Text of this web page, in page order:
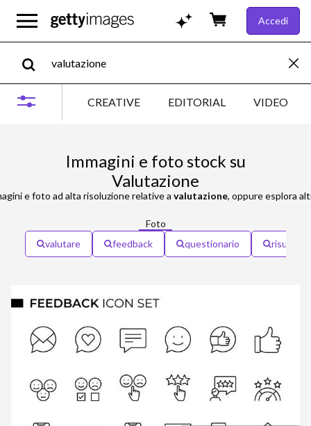
Accedi
CREATIVE EDITORIAL VIDEO
Immagini e foto stock su
Valutazione
e foto ad alta risoluzione relative a valutazione, oppure esplora
Foto
valutare
feedback questionario risultati